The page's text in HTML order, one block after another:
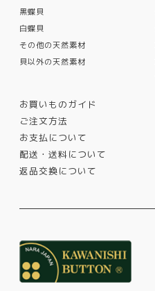
黒蝶貝
白蝶貝
その他の天然素材
貝以外の天然素材
お買いものガイド
ご注文方法
お支払について
配送・送料について
返品交換について